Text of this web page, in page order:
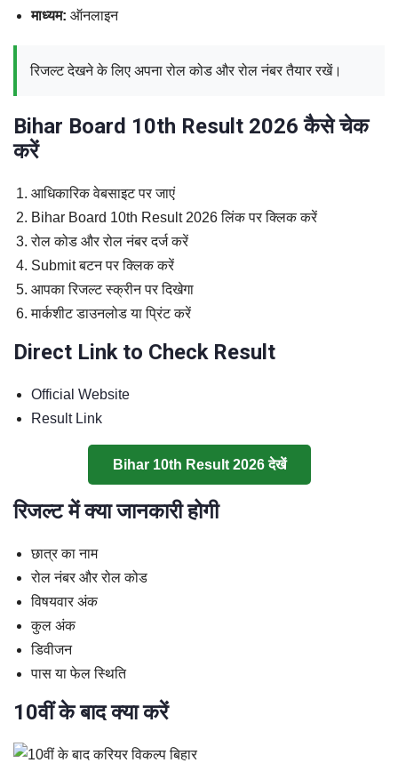
माध्यम: ऑनलाइन
रिजल्ट देखने के लिए अपना रोल कोड और रोल नंबर तैयार रखें।
Bihar Board 10th Result 2026 कैसे चेक
करें
आधिकारिक वेबसाइट पर जाएं
Bihar Board 10th Result 2026 लिंक पर क्लिक करें
रोल कोड और रोल नंबर दर्ज करें
Submit बटन पर क्लिक करें
आपका रिजल्ट स्क्रीन पर दिखेगा
मार्कशीट डाउनलोड या प्रिंट करें
Direct Link to Check Result
Official Website
Result Link
Bihar 10th Result 2026 देखें
रिजल्ट में क्या जानकारी होगी
छात्र का नाम
रोल नंबर और रोल कोड
विषयवार अंक
कुल अंक
डिवीजन
पास या फेल स्थिति
10वीं के बाद क्या करें